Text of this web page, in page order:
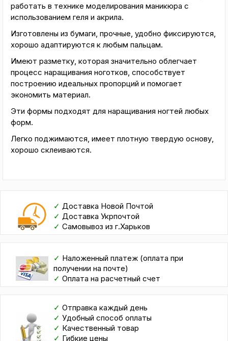
работать в технике моделирования маникюра с
использованием геля и акрила.
Изготовлены из бумаги, прочные, удобно фиксируются,
хорошо адаптируются к любым пальцам.
Имеют разметку, которая значительно облегчает
процесс наращивания ноготков, способствует
построению идеальных пропорций и помогает
экономить материал.
Эти формы подходят для наращивания ногтей любых
форм.
Легко поджимаются, имеет плотную твердую основу,
хорошо склеиваются.
✓ Доставка Новой Почтой
✓ Доставка Укрпочтой
✓ Самовывоз из г.Харьков
✓ Наложенный платеж (оплата при
получении на почте)
✓ Оплата на расчетный счет
✓ Отправка каждый день
✓ Удобный способ оплаты
✓ Качественный товар
✓ Гибкие цены